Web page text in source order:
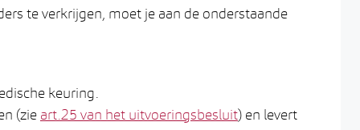
te verkrijgen, moet je aan de onderstaande
keuring.
(zie art.25 van het uitvoeringsbesluit) en levert